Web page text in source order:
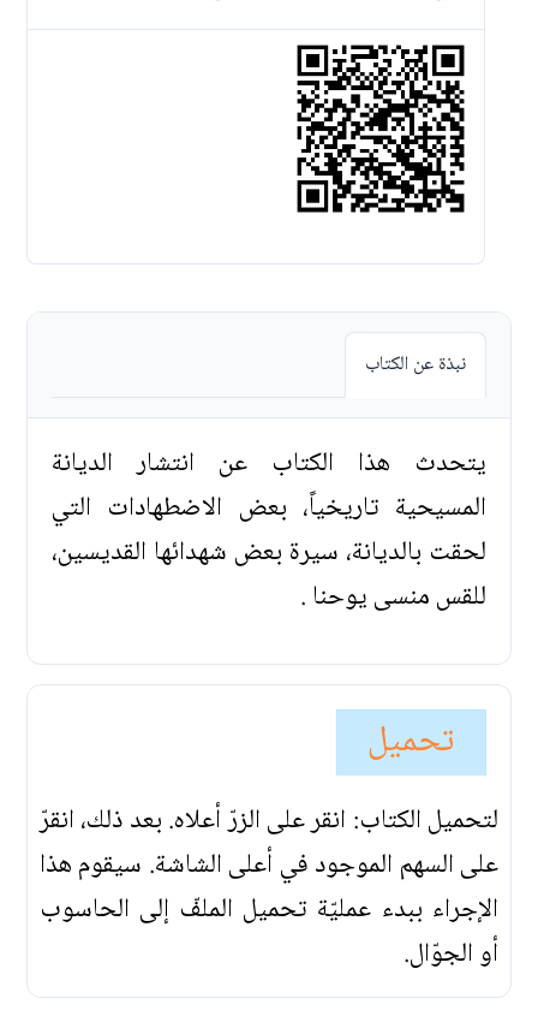
نبذة عن الكتاب
يتحدث هذا الكتاب عن انتشار الديانة
المسيحية تاريخياً، بعض الاضطهادات التي
لحقت بالديانة، سيرة بعض شهدائها القديسين،
للقس منسى يوحنا .
تحميل
لتحميل الكتاب: انقر على الزرّ أعلاه. بعد ذلك، انقرّ
على السهم الموجود في أعلى الشاشة. سيقوم هذا
الإجراء ببدء عمليّة تحميل الملفّ إلى الحاسوب
أو الجوّال.